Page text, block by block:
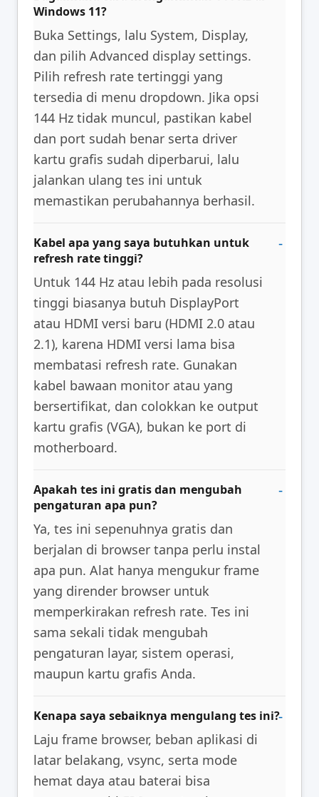
Windows 11?
Buka Settings, lalu System, Display,
dan pilih Advanced display settings.
Pilih refresh rate tertinggi yang
tersedia di menu dropdown. Jika opsi
144 Hz tidak muncul, pastikan kabel
dan port sudah benar serta driver
kartu grafis sudah diperbarui, lalu
jalankan ulang tes ini untuk
memastikan perubahannya berhasil.
Kabel apa yang saya butuhkan untuk
refresh rate tinggi?
Untuk 144 Hz atau lebih pada resolusi
tinggi biasanya butuh DisplayPort
atau HDMI versi baru (HDMI 2.0 atau
2.1), karena HDMI versi lama bisa
membatasi refresh rate. Gunakan
kabel bawaan monitor atau yang
bersertifikat, dan colokkan ke output
kartu grafis (VGA), bukan ke port di
motherboard.
Apakah tes ini gratis dan mengubah
pengaturan apa pun?
Ya, tes ini sepenuhnya gratis dan
berjalan di browser tanpa perlu instal
apa pun. Alat hanya mengukur frame
yang dirender browser untuk
memperkirakan refresh rate. Tes ini
sama sekali tidak mengubah
pengaturan layar, sistem operasi,
maupun kartu grafis Anda.
Kenapa saya sebaiknya mengulang tes ini?
Laju frame browser, beban aplikasi di
latar belakang, vsync, serta mode
hemat daya atau baterai bisa